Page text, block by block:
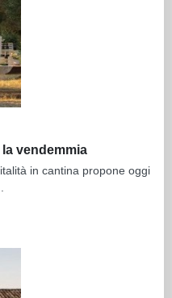
vendemmia
in cantina propone oggi